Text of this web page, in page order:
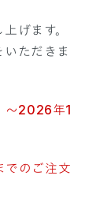
げます。
ただきま
～2026年1
でのご注文